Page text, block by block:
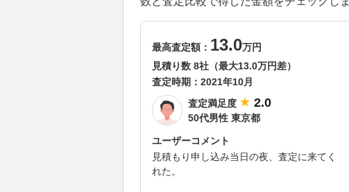
最高査定額： 13.0万円
見積り数 8社（最大13.0万円差）
査定時期： 2021年10月
査定満足度
2.0
50代男性 東京都
ユーザーコメント
見積もり申し込み当日の夜、査定に来てく
れた。